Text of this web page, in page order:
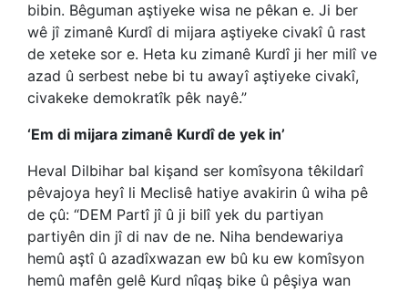
bibin. Bêguman aştiyeke wisa ne pêkan e. Ji ber
wê jî zimanê Kurdî di mijara aştiyeke civakî û rast
de xeteke sor e. Heta ku zimanê Kurdî ji her milî ve
azad û serbest nebe bi tu awayî aştiyeke civakî,
civakeke demokratîk pêk nayê.”
‘Em di mijara zimanê Kurdî de yek in’
Heval Dilbihar bal kişand ser komîsyona têkildarî
pêvajoya heyî li Meclisê hatiye avakirin û wiha pê
de çû: “DEM Partî jî û ji bilî yek du partiyan
partiyên din jî di nav de ne. Niha bendewariya
hemû aştî û azadîxwazan ew bû ku ew komîsyon
hemû mafên gelê Kurd nîqaş bike û pêşiya wan